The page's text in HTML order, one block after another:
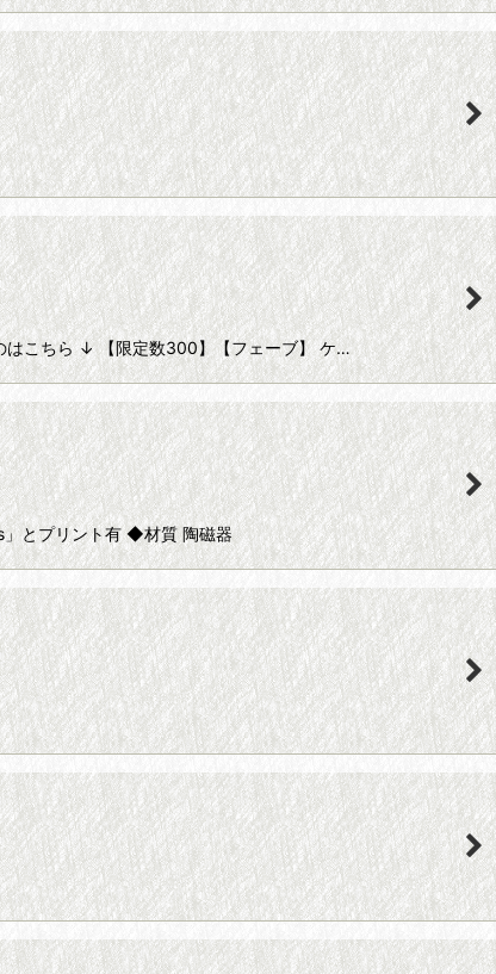
はこちら ↓ 【限定数300】【フェーブ】 ケ…
とプリント有 ◆材質 陶磁器